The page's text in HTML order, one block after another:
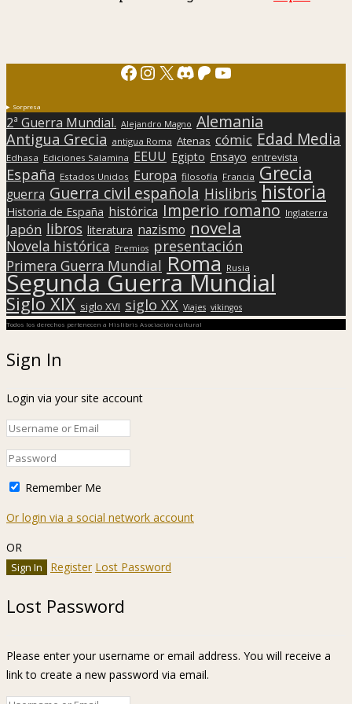
Facebook
Instagram
X Discord
Patreon
YouTube
Sorpresa
2ª Guerra Mundial. Alejandro Magno Alemania
Antigua Grecia antigua Roma Atenas cómic Edad Media
Edhasa Ediciones Salamina EEUU Egipto Ensayo entrevista
España Estados Unidos Europa filosofía Francia Grecia
guerra Guerra civil española Hislibris historia
Historia de España histórica Imperio romano Inglaterra
Japón libros literatura nazismo novela
Novela histórica Premios presentación
Primera Guerra Mundial Roma Rusia
Segunda Guerra Mundial
Siglo XIX siglo XVI siglo XX Viajes vikingos
Todos los derechos pertenecen a Hislibris Asociación cultural
Sign In
Login via your site account
Remember Me
Or login via a social network account
OR
Register Lost Password
Lost Password
Please enter your username or email address. You will receive a
link to create a new password via email.